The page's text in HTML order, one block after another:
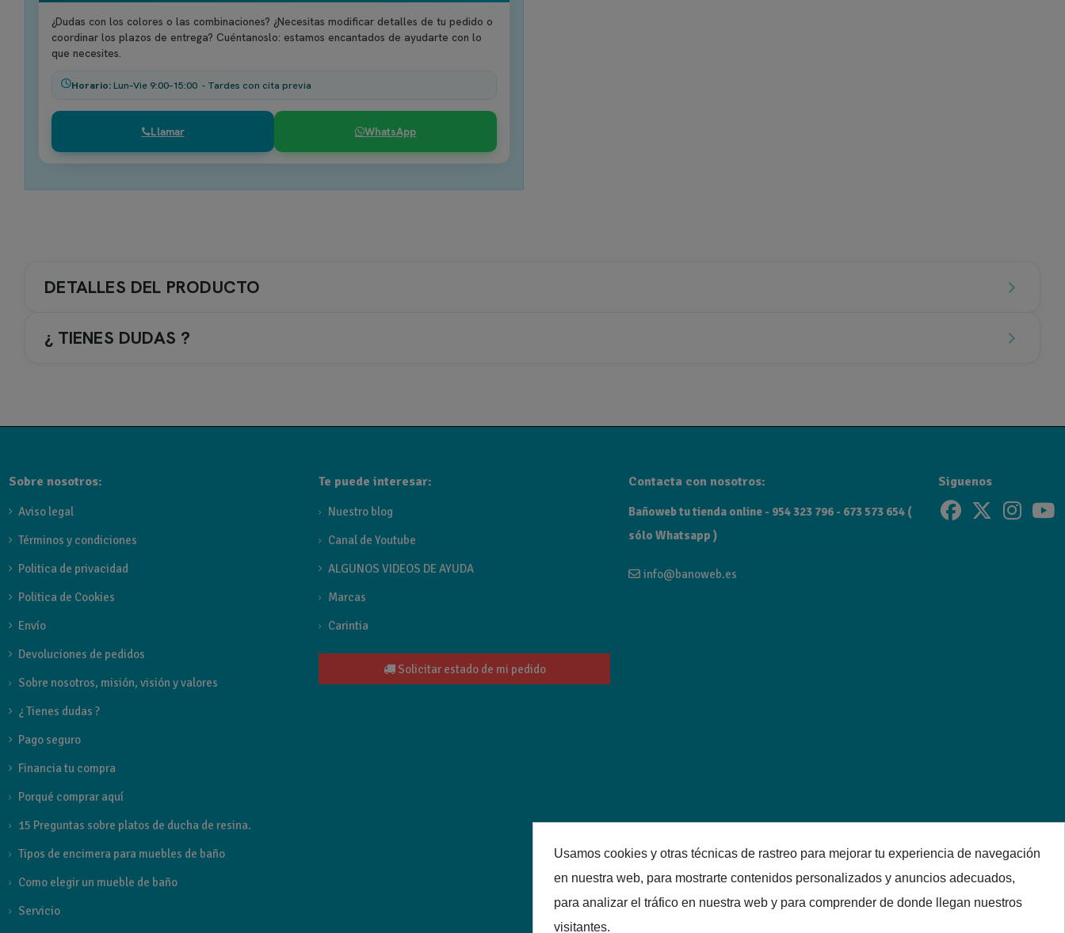
¿Dudas con los colores o las combinaciones? ¿Necesitas modificar detalles de tu pedido o
coordinar los plazos de entrega? Cuéntanoslo: estamos encantados de ayudarte con lo
que necesites.
Horario:Lun–Vie 9:00–15:00 - Tardes con cita previa
Llamar WhatsApp
DETALLES DEL PRODUCTO
¿ TIENES DUDAS ?
FAMILIA GRIFO
Rock de Sky
Sobre nosotros:
Aviso legal
Términos y condiciones
Politica de privacidad
Politica de Cookies
Envío
Devoluciones de pedidos
Sobre nosotros, misión, visión y valores
¿ Tienes dudas ?
Pago seguro
Financia tu compra
Porqué comprar aquí
15 Preguntas sobre platos de ducha de resina.
Tipos de encimera para muebles de baño
Como elegir un mueble de baño
Servicio
Te puede interesar:
Nuestro blog
Canal de Youtube
ALGUNOS VIDEOS DE AYUDA
Marcas
Carintia
Solicitar estado de mi pedido
Contacta con nosotros:
Bañoweb tu tienda online - 954 323 796 - 673 573 654 (
sólo Whatsapp )
info@banoweb.es
Siguenos
Usamos cookies y otras técnicas de rastreo para mejorar tu experiencia de navegación
en nuestra web, para mostrarte contenidos personalizados y anuncios adecuados,
para analizar el tráfico en nuestra web y para comprender de donde llegan nuestros
visitantes.